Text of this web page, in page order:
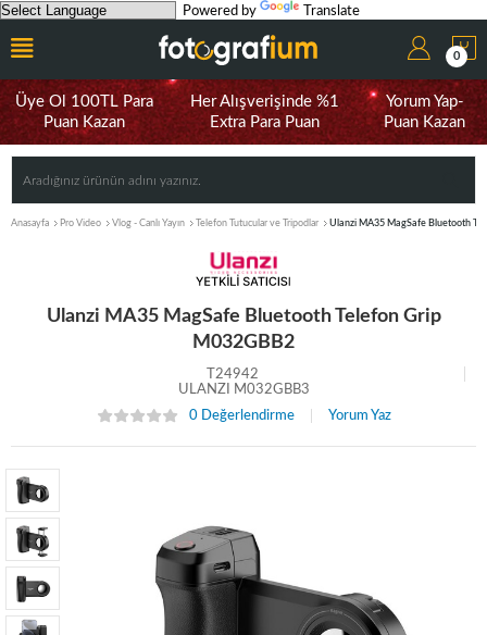
Powered by Translate
0
Üye Ol 100TL Para
Puan Kazan
Her Alışverişinde %1
Extra Para Puan
Yorum Yap-
Puan Kazan
Anasayfa Pro Video Vlog - Canlı Yayın Telefon Tutucular ve Tripodlar Ulanzi MA35 MagSafe Bluetooth
Ulanzi MA35 MagSafe Bluetooth Telefon Grip
M032GBB2
T24942
ULANZI M032GBB3
0 Değerlendirme
Yorum Yaz